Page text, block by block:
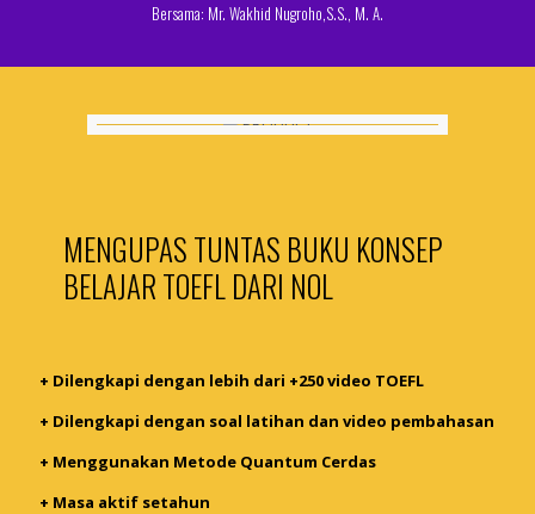
Bersama: Mr. Wakhid Nugroho,S.S., M. A.
MENGUPAS TUNTAS BUKU KONSEP
BELAJAR TOEFL DARI NOL
+ Dilengkapi dengan lebih dari +250 video TOEFL
+ Dilengkapi dengan soal latihan dan video pembahasan
+ Menggunakan Metode Quantum Cerdas
+ Masa aktif setahun